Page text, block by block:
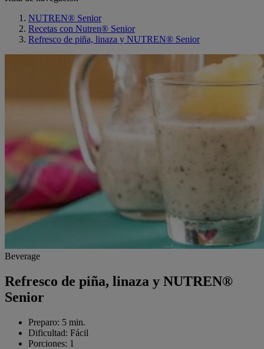
NUTREN® Senior
Recetas con Nutren® Senior
Refresco de piña, linaza y NUTREN® Senior
Beverage
Refresco de piña, linaza y NUTREN®
Senior
Preparo: 5 min.
Dificultad: Fácil
Porciones: 1